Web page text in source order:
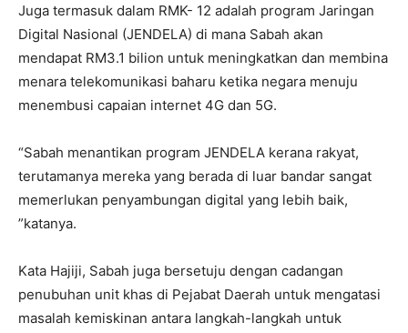
Juga termasuk dalam RMK- 12 adalah program Jaringan
Digital Nasional (JENDELA) di mana Sabah akan
mendapat RM3.1 bilion untuk meningkatkan dan membina
menara telekomunikasi baharu ketika negara menuju
menembusi capaian internet 4G dan 5G.
“Sabah menantikan program JENDELA kerana rakyat,
terutamanya mereka yang berada di luar bandar sangat
memerlukan penyambungan digital yang lebih baik,
”katanya.
Kata Hajiji, Sabah juga bersetuju dengan cadangan
penubuhan unit khas di Pejabat Daerah untuk mengatasi
masalah kemiskinan antara langkah-langkah untuk